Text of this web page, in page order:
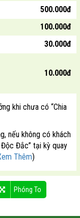
500.000đ
100.000đ
30.000đ
10.000đ
khi chưa có “Chia
nếu không có khách
Đắc” tại kỳ quay
Thêm)
Phóng To